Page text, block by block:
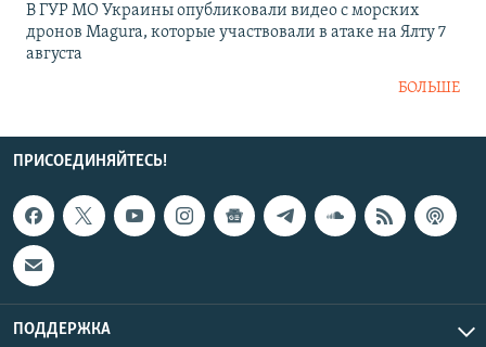
В ГУР МО Украины опубликовали видео с морских
дронов Magura, которые участвовали в атаке на Ялту 7
августа
БОЛЬШЕ
ПРИСОЕДИНЯЙТЕСЬ!
ПОДДЕРЖКА